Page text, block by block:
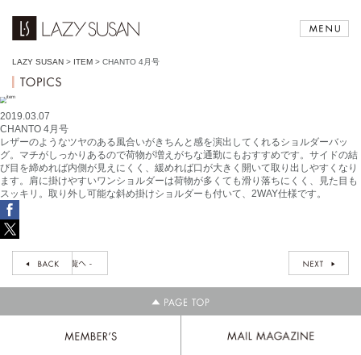
LAZY SUSAN > ITEM > CHANTO 4月号
2019.03.07
CHANTO 4月号
レザーのようなツヤのある風合いがきちんと感を演出してくれるショルダーバッ
グ。マチがしっかりあるので荷物が増えがちな通勤にもおすすめです。サイドの結
び目を締めれば内側が見えにくく、緩めれば口が大きく開いて取り出しやすくなり
ます。肩に掛けやすいワンショルダーは荷物が多くても滑り落ちにくく、見た目も
スッキリ。取り外し可能な斜め掛けショルダーも付いて、2WAY仕様です。